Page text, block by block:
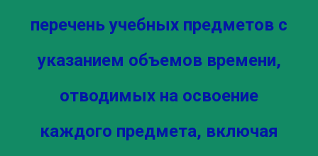
перечень учебных предметов с
указанием объемов времени,
отводимых на освоение
каждого предмета, включая